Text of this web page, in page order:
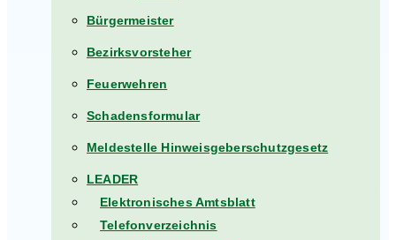
Bürgermeister
Bezirksvorsteher
Feuerwehren
Schadensformular
Meldestelle Hinweisgeberschutzgesetz
LEADER
Elektronisches Amtsblatt
Telefonverzeichnis